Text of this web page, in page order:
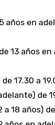
años en
13 años
17.30 a
de
18 años)